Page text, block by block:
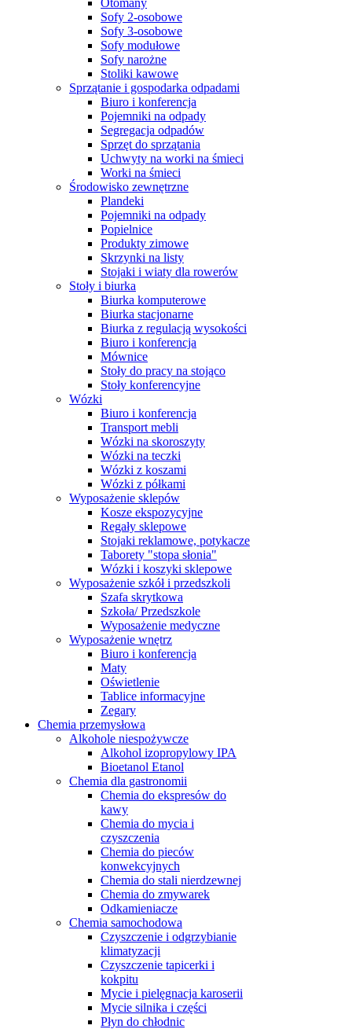
Sofy 2-osobowe
Sofy 3-osobowe
Sofy modułowe
Sofy narożne
Stoliki kawowe
Sprzątanie i gospodarka odpadami
Biuro i konferencja
Pojemniki na odpady
Segregacja odpadów
Sprzęt do sprzątania
Uchwyty na worki na śmieci
Worki na śmieci
Środowisko zewnętrzne
Plandeki
Pojemniki na odpady
Popielnice
Produkty zimowe
Skrzynki na listy
Stojaki i wiaty dla rowerów
Stoły i biurka
Biurka komputerowe
Biurka stacjonarne
Biurka z regulacją wysokości
Biuro i konferencja
Mównice
Stoły do pracy na stojąco
Stoły konferencyjne
Wózki
Biuro i konferencja
Transport mebli
Wózki na skoroszyty
Wózki na teczki
Wózki z koszami
Wózki z półkami
Wyposażenie sklepów
Kosze ekspozycyjne
Regały sklepowe
Stojaki reklamowe, potykacze
Taborety "stopa słonia"
Wózki i koszyki sklepowe
Wyposażenie szkół i przedszkoli
Szafa skrytkowa
Szkoła/ Przedszkole
Wyposażenie medyczne
Wyposażenie wnętrz
Biuro i konferencja
Maty
Oświetlenie
Tablice informacyjne
Zegary
Chemia przemysłowa
Alkohole niespożywcze
Alkohol izopropylowy IPA
Bioetanol Etanol
Chemia dla gastronomii
Chemia do ekspresów do
kawy
Chemia do mycia i
czyszczenia
Chemia do pieców
konwekcyjnych
Chemia do stali nierdzewnej
Chemia do zmywarek
Odkamieniacze
Chemia samochodowa
Czyszczenie i odgrzybianie
klimatyzacji
Czyszczenie tapicerki i
kokpitu
Mycie i pielęgnacja karoserii
Mycie silnika i części
Płyn do chłodnic